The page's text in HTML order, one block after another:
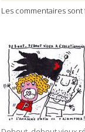
Les commentaires sont